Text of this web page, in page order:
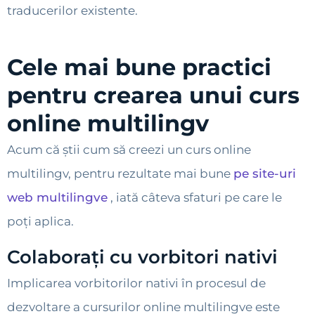
traducerilor existente.
Cele mai bune practici
pentru crearea unui curs
online multilingv
Acum că știi cum să creezi un curs online
multilingv, pentru rezultate mai bune pe site-uri
web multilingve , iată câteva sfaturi pe care le
poți aplica.
Colaborați cu vorbitori nativi
Implicarea vorbitorilor nativi în procesul de
dezvoltare a cursurilor online multilingve este